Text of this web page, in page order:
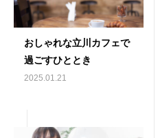
おしゃれな立川カフェで
過ごすひととき
2025.01.21